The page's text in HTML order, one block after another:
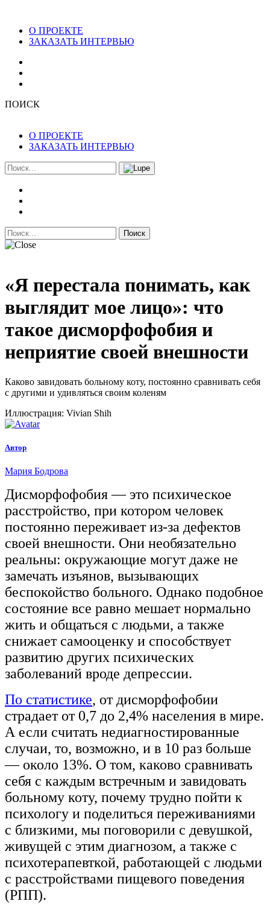
О ПРОЕКТЕ
ЗАКАЗАТЬ ИНТЕРВЬЮ
ПОИСК
О ПРОЕКТЕ
ЗАКАЗАТЬ ИНТЕРВЬЮ
Поиск
«Я перестала понимать, как
выглядит мое лицо»: что
такое дисморфофобия и
неприятие своей внешности
Каково завидовать больному коту, постоянно сравнивать себя
с другими и удивляться своим коленям
Иллюстрация: Vivian Shih
Автор
Мария Бодрова
Дисморфофобия — это психическое
расстройство, при котором человек
постоянно переживает из-за дефектов
своей внешности. Они необязательно
реальны: окружающие могут даже не
замечать изъянов, вызывающих
беспокойство больного. Однако подобное
состояние все равно мешает нормально
жить и общаться с людьми, а также
снижает самооценку и способствует
развитию других психических
заболеваний вроде депрессии.
По статистике, от дисморфофобии
страдает от 0,7 до 2,4% населения в мире.
А если считать недиагностированные
случаи, то, возможно, и в 10 раз больше
— около 13%. О том, каково сравнивать
себя с каждым встречным и завидовать
больному коту, почему трудно пойти к
психологу и поделиться переживаниями
с близкими, мы поговорили с девушкой,
живущей с этим диагнозом, а также с
психотерапевткой, работающей с людьми
с расстройствами пищевого поведения
(РПП).